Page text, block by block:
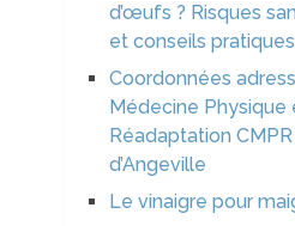
d’œufs ? Risques
et conseils pratiques
Coordonnées
Médecine Physique
Réadaptation
d’Angeville
Le vinaigre pour